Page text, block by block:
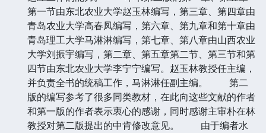
第一节由东北农业大学赵玉林编写，第三章、第四章由
青岛农业大学高春凤编写，第六章、第九章和第十章由
青岛理工大学马淋淋编写，第七章、第八章由山西农业
大学刘振宇编写，第二章、第五章第二节、第三节和第
四节由东北农业大学李宁宁编写。赵玉林教授任主编，
并负责全书的统稿工作，马淋淋任副主编。 第二
版的编写参考了很多同类教材，在此向这些文献的作者
和第一版的作者表示衷心的感谢，同时感谢主审朴在林
教授对第二版提出的中肯修改意见。 由于编者水